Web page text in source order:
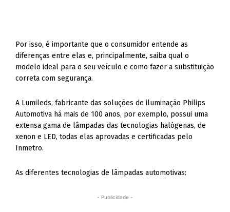
Por isso, é importante que o consumidor entende as
diferenças entre elas e, principalmente, saiba qual o
modelo ideal para o seu veículo e como fazer a substituição
correta com segurança.
A Lumileds, fabricante das soluções de iluminação Philips
Automotiva há mais de 100 anos, por exemplo, possui uma
extensa gama de lâmpadas das tecnologias halógenas, de
xenon e LED, todas elas aprovadas e certificadas pelo
Inmetro.
As diferentes tecnologias de lâmpadas automotivas:
- Publicidade -